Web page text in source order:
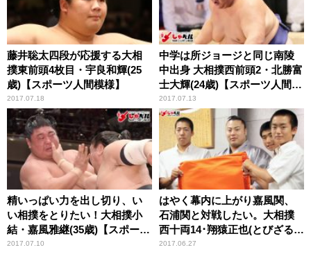
藤井聡太四段が応援する大相
撲東前頭4枚目・宇良和輝(25
歳)【スポーツ人間模様】
2017.07.18
中学は所ジョージと同じ南陵
中出身 大相撲西前頭2・北勝富
士大輝(24歳)【スポーツ人間模
様】
2017.07.13
精いっぱい力を出し切り、い
い相撲をとりたい！大相撲小
結・嘉風雅継(35歳)【スポーツ
人間模様】
2017.07.10
はやく幕内に上がり嘉風関、
石浦関と対戦したい。大相撲
西十両14･翔猿正也(とびざる･
25歳)スポーツ人間模様
2017.06.27